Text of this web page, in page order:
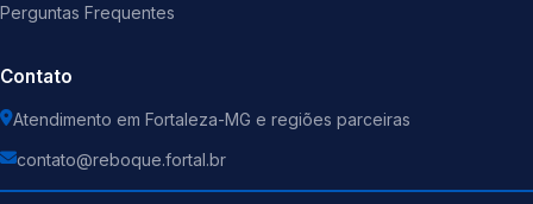
Perguntas Frequentes
Contato
Atendimento em Fortaleza-MG e regiões parceiras
contato@reboque.fortal.br